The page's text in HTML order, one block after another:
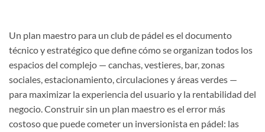
Un plan maestro para un club de pádel es el documento
técnico y estratégico que define cómo se organizan todos los
espacios del complejo — canchas, vestieres, bar, zonas
sociales, estacionamiento, circulaciones y áreas verdes —
para maximizar la experiencia del usuario y la rentabilidad del
negocio. Construir sin un plan maestro es el error más
costoso que puede cometer un inversionista en pádel: las